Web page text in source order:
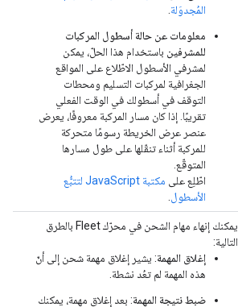
المُجدوَلة
معلومات عن حالة أسطول المركبات
للمشرفين باستخدام هذا الحلّ، يمكن
لمشرفي الأسطول الاطّلاع على المواقع
الجغرافية لمركبات التسليم ومحطات
التوقف في أسطولك في الوقت الفعلي
تقريبًا. إذا كان مسار المركبة معروفًا، يعرض
عنصر عرض الخريطة رسومًا متحركة
للمركبة أثناء تنقّلها على طول مسارها
المتوقّع.
اطّلِع على
مكتبة JavaScript لتتبُّع
الأسطول
يمكنك إنهاء مهام الشحن في محرّك Fleet بالطرق
التالية:
إغلاق المهمة: يشير إغلاق مهمة شحن إلى أنّ
هذه المهمة لم تعُد نشطة.
ضبط نتيجة المهمة: بعد إغلاق مهمة، يمكنك